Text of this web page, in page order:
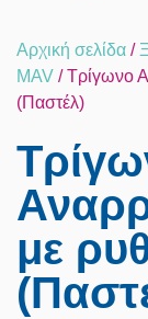
Αρχική σελίδα /
MAV / Τρίγωνο
(Παστέλ)
με